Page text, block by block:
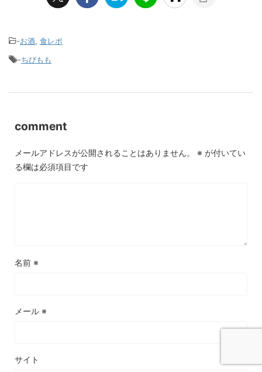
-お酒, 食レポ
-ちびもも
comment
メールアドレスが公開されることはありません。 ※ が付いてい
る欄は必須項目です
名前 ※
メール ※
サイト